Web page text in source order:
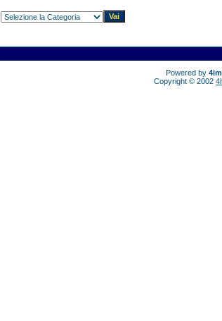
Powered by
Copyright © 2002